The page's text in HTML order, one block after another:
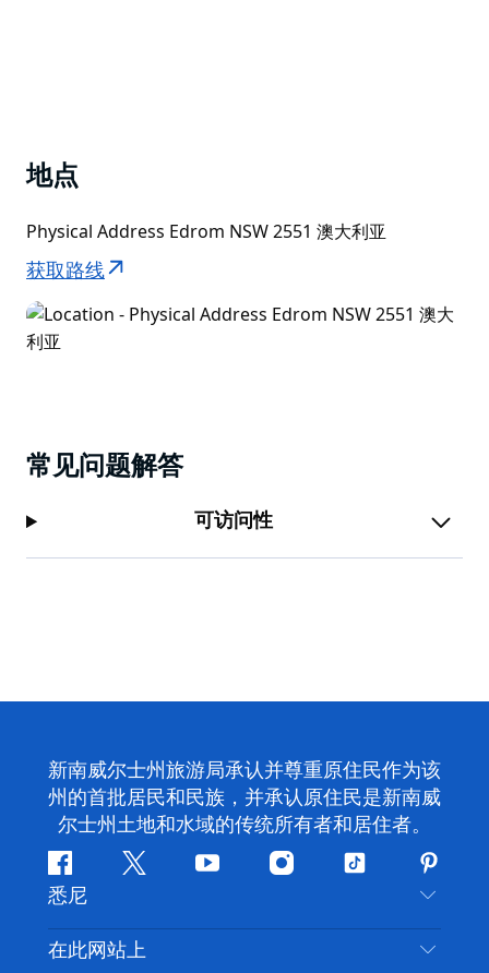
地点
Physical Address Edrom NSW 2551 澳大利亚
获取路线
常见问题解答
可访问性
新南威尔士州旅游局承认并尊重原住民作为该
州的首批居民和民族，并承认原住民是新南威
尔士州土地和水域的传统所有者和居住者。
Facebook叽
喳
喳
YouTubeInstagram
抖
悉尼
联系我们
在此网站上